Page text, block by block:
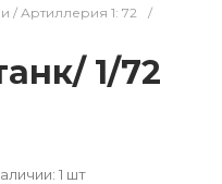
/ Артиллерия 1: 72
/
1/72
1 шт